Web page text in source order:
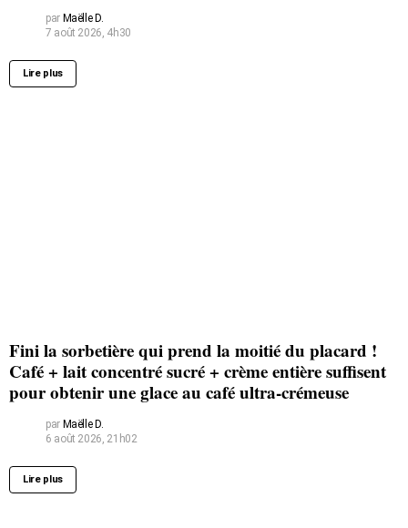
par Maëlle D.
7 août 2026, 4h30
Lire plus
Fini la sorbetière qui prend la moitié du placard !
Café + lait concentré sucré + crème entière suffisent
pour obtenir une glace au café ultra-crémeuse
par Maëlle D.
6 août 2026, 21h02
Lire plus